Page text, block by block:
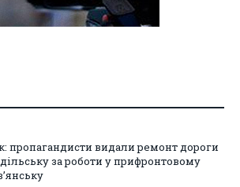
пропагандисти видали ремонт дороги
за роботи у прифронтовому